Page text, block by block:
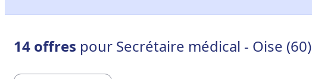
14 offres pour Secrétaire médical - Oise (60)